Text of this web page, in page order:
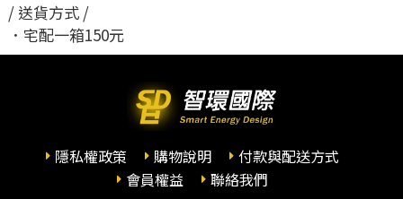
/ 送貨方式 /
．宅配一箱150元
隱私權政策 購物說明
付款與配送方式
會員權益
聯絡我們